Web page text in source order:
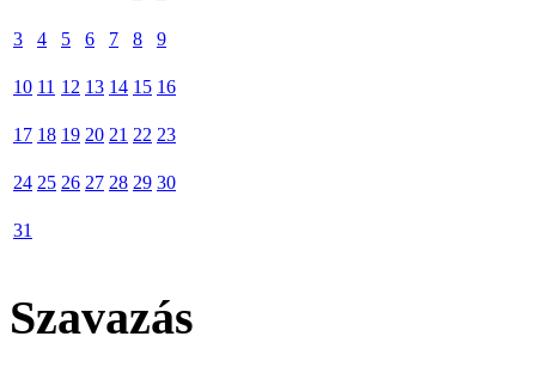
3 4 5 6 7 8 9
10 11 12 13 14 15 16
17 18 19 20 21 22 23
24 25 26 27 28 29 30
31
Szavazás